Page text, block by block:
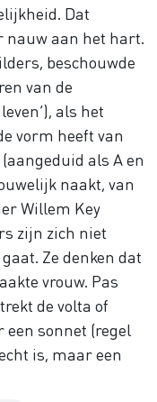
Dat
aan het hart.
beschouwde
van de
als het
vorm heeft van
als A en
naakt, van
Willem Key
zijn zich niet
Ze denken dat
vrouw. Pas
de volta of
een sonnet (regel
is, maar een